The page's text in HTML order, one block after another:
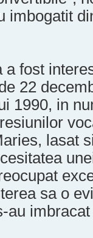
imbogatit
fost
22
1990, in
lasat
sa o
au